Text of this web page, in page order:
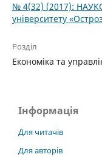
№ 4(32) (2017):
університету
Розділ
Економіка та
Інформація
Для читачів
Для авторів